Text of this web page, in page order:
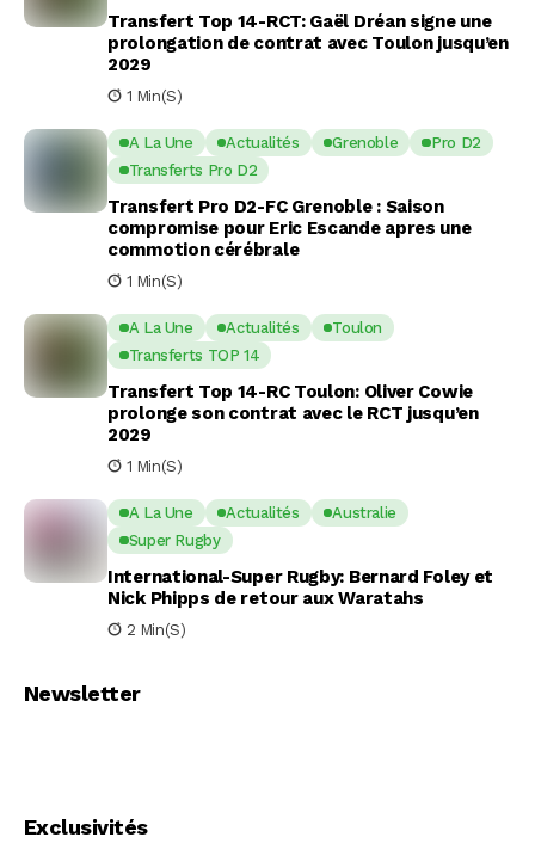
Transfert Top 14-RCT: Gaël Dréan signe une
prolongation de contrat avec Toulon jusqu’en
2029
1 Min(s)
A La Une Actualités Grenoble
Pro D2
Transferts Pro D2
Transfert Pro D2-FC Grenoble : Saison
compromise pour Eric Escande apres une
commotion cérébrale
1 Min(s)
A La Une Actualités
Toulon
Transferts TOP 14
Transfert Top 14-RC Toulon: Oliver Cowie
prolonge son contrat avec le RCT jusqu’en
2029
1 Min(s)
A La Une Actualités
Australie
Super Rugby
International-Super Rugby: Bernard Foley et
Nick Phipps de retour aux Waratahs
2 Min(s)
Newsletter
Exclusivités